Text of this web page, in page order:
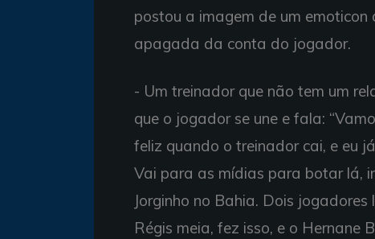
postou a imagem de um
apagada da conta do jogador.
- Um treinador que não tem um
que o jogador se une e fala:
feliz quando o treinador cai, e eu
Vai para as mídias para botar lá,
Jorginho no Bahia. Dois
Régis meia, fez isso, e o Hernane